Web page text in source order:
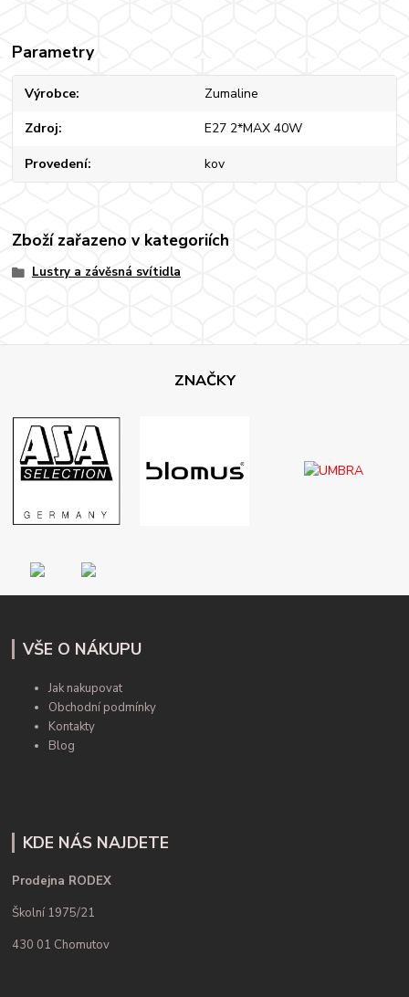
Parametry
Výrobce Zumaline
Zdroj E27 2*MAX 40W
Provedení kov
Zboží zařazeno v kategoriích
Lustry a závěsná svítidla
ZNAČKY
VŠE O NÁKUPU
Jak nakupovat
Obchodní podmínky
Kontakty
Blog
KDE NÁS NAJDETE
Prodejna RODEX
Školní 1975/21
430 01 Chomutov